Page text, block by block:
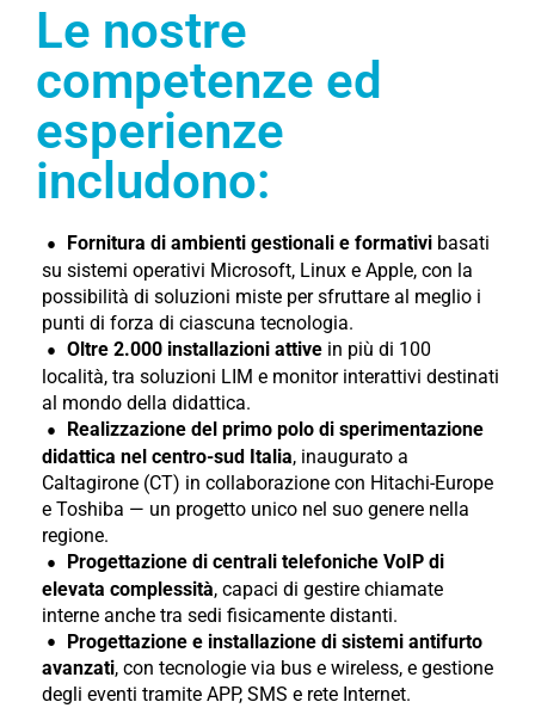
Le nostre
competenze ed
esperienze
includono:
Fornitura di ambienti gestionali e formativi basati
su sistemi operativi Microsoft, Linux e Apple, con la
possibilità di soluzioni miste per sfruttare al meglio i
punti di forza di ciascuna tecnologia.
Oltre 2.000 installazioni attive in più di 100
località, tra soluzioni LIM e monitor interattivi destinati
al mondo della didattica.
Realizzazione del primo polo di sperimentazione
didattica nel centro-sud Italia, inaugurato a
Caltagirone (CT) in collaborazione con Hitachi-Europe
e Toshiba — un progetto unico nel suo genere nella
regione.
Progettazione di centrali telefoniche VoIP di
elevata complessità, capaci di gestire chiamate
interne anche tra sedi fisicamente distanti.
Progettazione e installazione di sistemi antifurto
avanzati, con tecnologie via bus e wireless, e gestione
degli eventi tramite APP, SMS e rete Internet.